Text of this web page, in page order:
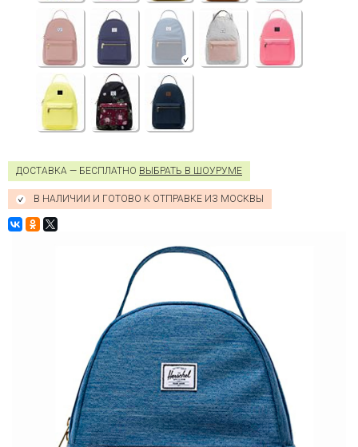
ДОСТАВКА — БЕСПЛАТНО ВЫБРАТЬ В ШОУРУМЕ
В НАЛИЧИИ И ГОТОВО К ОТПРАВКЕ ИЗ МОСКВЫ